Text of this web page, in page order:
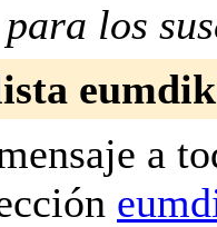
los
a